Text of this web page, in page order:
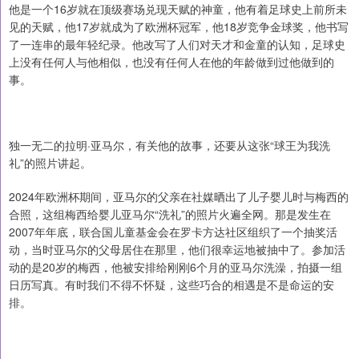
他是一个16岁就在顶级赛场兑现天赋的神童，他有着足球史上前所未
见的天赋，他17岁就成为了欧洲杯冠军，他18岁竞争金球奖，他书写
了一连串的最年轻纪录。他改写了人们对天才和金童的认知，足球史
上没有任何人与他相似，也没有任何人在他的年龄做到过他做到的
事。
独一无二的拉明·亚马尔，有关他的故事，还要从这张“球王为我洗
礼”的照片讲起。
2024年欧洲杯期间，亚马尔的父亲在社媒晒出了儿子婴儿时与梅西的
合照，这组梅西给婴儿亚马尔“洗礼”的照片火遍全网。那是发生在
2007年年底，联合国儿童基金会在罗卡方达社区组织了一个抽奖活
动，当时亚马尔的父母居住在那里，他们很幸运地被抽中了。参加活
动的是20岁的梅西，他被安排给刚刚6个月的亚马尔洗澡，拍摄一组
日历写真。有时我们不得不怀疑，这些巧合的相遇是不是命运的安
排。